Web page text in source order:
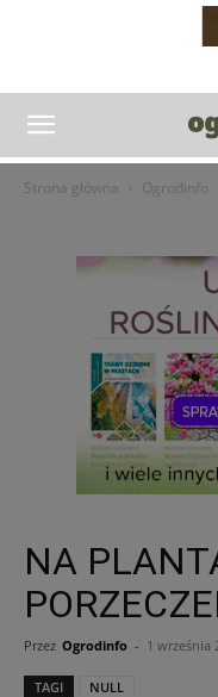
Strona główna Ogrodinfo
NA
Przez Ogrodinfo - 1 września
TAGI NULL